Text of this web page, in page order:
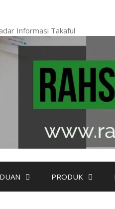
Informasi Takaful
PRODUK